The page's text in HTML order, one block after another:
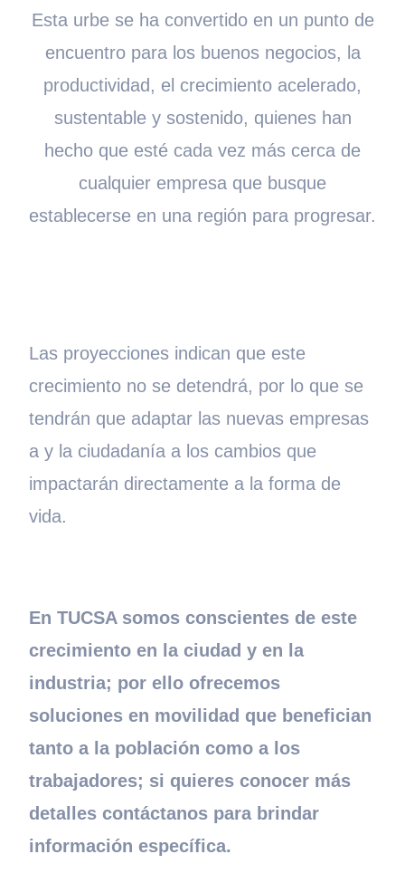
Esta urbe se ha convertido en un punto de
encuentro para los buenos negocios, la
productividad, el crecimiento acelerado,
sustentable y sostenido, quienes han
hecho que esté cada vez más cerca de
cualquier empresa que busque
establecerse en una región para progresar.
Las proyecciones indican que este
crecimiento no se detendrá, por lo que se
tendrán que adaptar las nuevas empresas
a y la ciudadanía a los cambios que
impactarán directamente a la forma de
vida.
En TUCSA somos conscientes de este
crecimiento en la ciudad y en la
industria; por ello ofrecemos
soluciones en movilidad que benefician
tanto a la población como a los
trabajadores; si quieres conocer más
detalles contáctanos para brindar
información específica.